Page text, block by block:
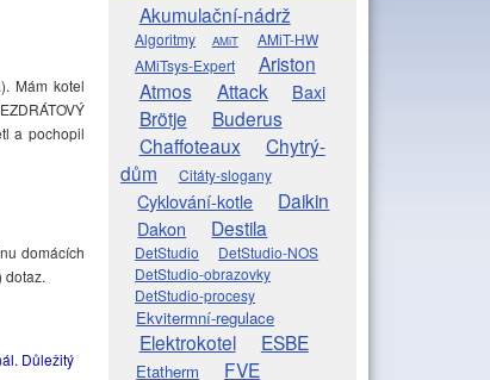
Mám kotel
a pochopil
domácích
dotaz.
Důležitý
Akumulační-nádrž
Algoritmy AMiT
AMiT-HW
AMiTsys-Expert
Ariston
Atmos
Attack Baxi
Brötje
Buderus
Chaffoteaux
Chytrý-
dům
Citáty-slogany
Cyklování-kotle Daikin
Dakon Destila
DetStudio
DetStudio-NOS
DetStudio-obrazovky
DetStudio-procesy
Ekvitermní-regulace
Elektrokotel ESBE
Etatherm FVE